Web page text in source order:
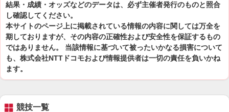
結果・成績・オッズなどのデータは、必ず主催者発行のものと照合
し確認してください。
本サイトのページ上に掲載されている情報の内容に関しては万全を
期しておりますが、その内容の正確性および安全性を保証するもの
ではありません。 当該情報に基づいて被ったいかなる損害について
も、株式会社NTTドコモおよび情報提供者は一切の責任を負いかね
ます。
競技一覧